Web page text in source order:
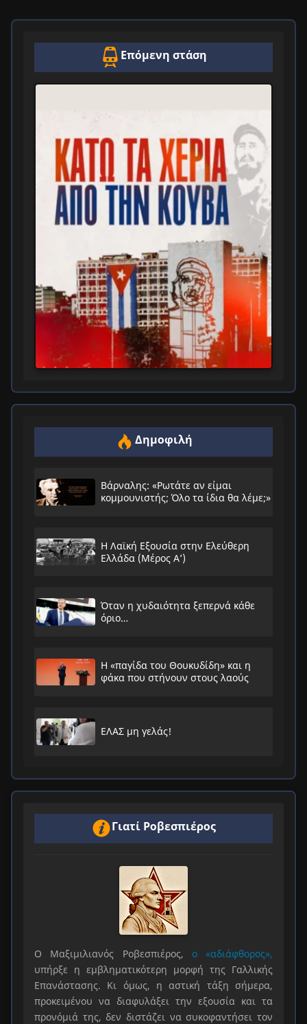
Επόμενη στάση
Δημοφιλή
Βάρναλης: «Ρωτάτε αν είμαι
κομμουνιστής; Όλο τα ίδια θα λέμε;»
Η Λαϊκή Εξουσία στην Ελεύθερη
Ελλάδα (Μέρος Α’)
Όταν η χυδαιότητα ξεπερνά κάθε
όριο…
Η «παγίδα του Θουκυδίδη» και η
φάκα που στήνουν στους λαούς
ΕΛΑΣ μη γελάς!
Γιατί Ροβεσπιέρος
Ο Μαξιμιλιανός Ροβεσπιέρος, ο «αδιάφθορος»,
υπήρξε η εμβληματικότερη μορφή της Γαλλικής
Επανάστασης. Κι όμως, η αστική τάξη σήμερα,
προκειμένου να διαφυλάξει την εξουσία και τα
προνόμιά της, δεν διστάζει να συκοφαντήσει τον